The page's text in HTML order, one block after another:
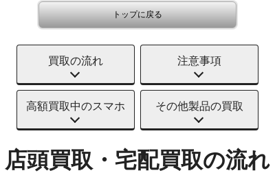
トップに戻る
買取の流れ 注意事項
高額買取中のスマホ その他製品の買取
店頭買取・宅配買取の流れ